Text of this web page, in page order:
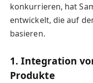
konkurrieren, hat
entwickelt, die auf
basieren.
1. Integration
Produkte